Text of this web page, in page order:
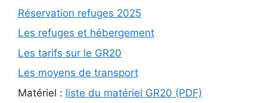
Réservation refuges 2025
Les refuges et hébergement
Les tarifs sur le GR20
Les moyens de transport
Matériel : liste du matériel GR20 (PDF)